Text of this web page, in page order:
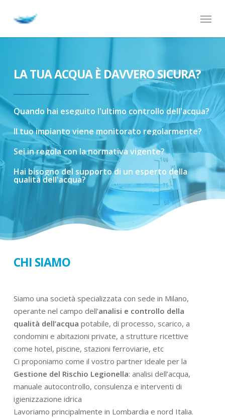
Menu
LA TUA ACQUA È DAVVERO SICURA?
Quando hai eseguito l'ultimo controllo dell'acqua?
Il tuoimpianto viene monitorato regolarmente?
Seiinregola con lanormativa vigente?
Hai bisognodel supportodi un esperto della
qualitàdell'acqua?
CHI SIAMO
Siamo una società specializzata con sede in Milano,
operante nel campo dell’analisi e controllo della
qualità dell’acqua potabile, di processo, scarico, a
condomini e abitazioni private, a strutture ricettive
come hotel, piscine, stazioni ferroviarie, etc
Ci proponiamo come il vostro partner ideale per la
Gestione del Rischio Legionella: analisi dell’acqua,
manuale autocontrollo, consulenza e interventi di
igienizzazione idrica
Lavoriamo principalmente in Lombardia e nord Italia.